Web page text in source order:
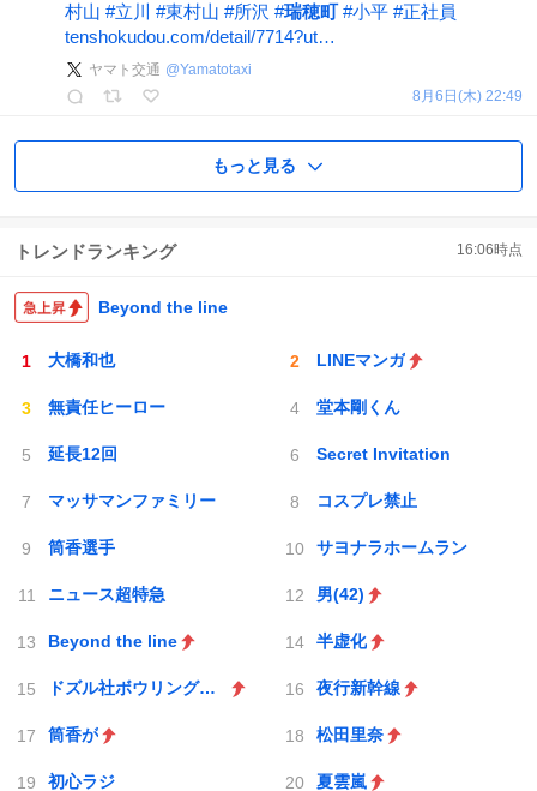
村山 #立川 #東村山 #所沢 #瑞穂町 #小平 #正社員
tenshokudou.com/detail/7714?ut…
ヤマト交通 @Yamatotaxi
8月6日(木) 22:49
もっと見る
トレンドランキング 16:06時点
Beyond the line
大橋和也 LINEマンガ
無責任ヒーロー 堂本剛くん
延長12回 Secret Invitation
マッサマンファミリー コスプレ禁止
筒香選手 サヨナラホームラン
ニュース超特急 男(42)
Beyond the line 半虚化
ドズル社ボウリングエンドラ討伐 夜行新幹線
筒香が 松田里奈
初心ラジ 夏雲嵐